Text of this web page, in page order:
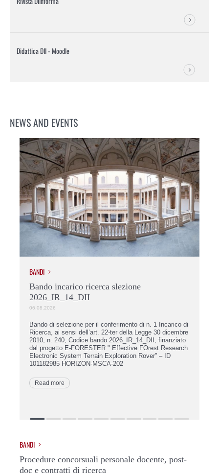
Didattica DII - Moodle
NEWS AND EVENTS
BANDI
Bando incarico ricerca slezione
2026_IR_14_DII
06.08.2026
Bando di selezione per il conferimento di n. 1 Incarico di
Ricerca, ai sensi dell’art. 22-ter della Legge 30 dicembre
2010, n. 240, Codice bando 2026_IR_14_DII, finanziato
dal progetto E-FORESTER " Effective FOrest Research
Electronic System Terrain Exploration Rover” – ID
101182985 HORIZON-MSCA-202
Read more
BANDI
Procedure concorsuali personale docente, post-
doc e contratti di ricerca